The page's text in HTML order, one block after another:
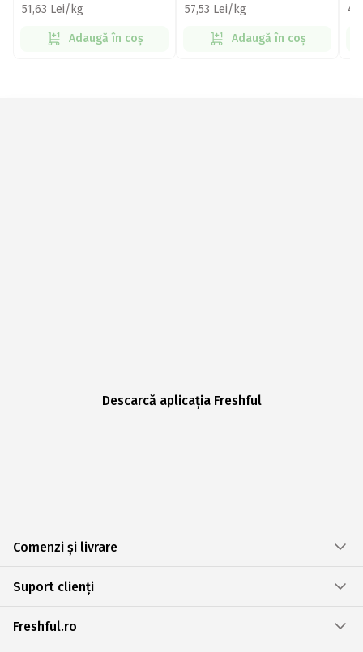
51,63 Lei/kg
Adaugă în coș
57,53 Lei/kg
Adaugă în coș
Descarcă aplicația Freshful
Comenzi și livrare
Suport clienți
Freshful.ro